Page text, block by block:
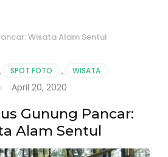
Wisata Alam Sentul
, SPOT FOTO , WISATA
April 20, 2020
Gunung Pancar:
Alam Sentul